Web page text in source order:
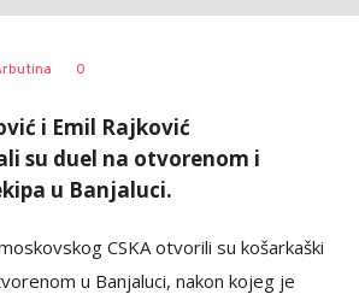
0
i Emil Rajković
su duel na otvorenom i
u Banjaluci.
CSKA otvorili su košarkaški
u Banjaluci, nakon kojeg je